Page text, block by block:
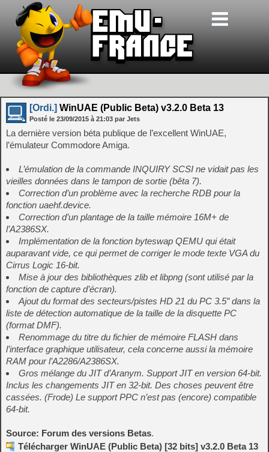
[Ordi.] WinUAE (Public Beta) v3.2.0 Beta 13
Posté le 23/09/2015 à 21:03 par Jets
La dernière version béta publique de l’excellent WinUAE,
l’émulateur Commodore Amiga.
L’émulation de la commande INQUIRY SCSI ne vidait pas les
vieilles données dans le tampon de sortie (bêta 7).
Correction d’un problème avec la recherche RDB pour la
fonction uaehf.device.
Correction d’un plantage de la taille mémoire 16M+ de
l’A2386SX.
Implémentation de la fonction byteswap QEMU qui était
auparavant vide, ce qui permet de corriger le mode texte VGA du
Cirrus Logic 16-bit.
Mise à jour des bibliothèques zlib et libpng (sont utilisé par la
fonction de capture d’écran).
Ajout du format des secteurs/pistes HD 21 du PC 3.5″ dans la
liste de détection automatique de la taille de la disquette PC
(format DMF).
Renommage du titre du fichier de mémoire FLASH dans
l’interface graphique utilisateur, cela concerne aussi la mémoire
RAM pour l’A2286/A2386SX.
Gros mélange du JIT d’Aranym. Support JIT en version 64-bit.
Inclus les changements JIT en 32-bit. Des choses peuvent être
cassées. (Frode) Le support PPC n’est pas (encore) compatible
64-bit.
Source: Forum des versions Betas.
Télécharger WinUAE (Public Beta) [32 bits] v3.2.0 Beta 13